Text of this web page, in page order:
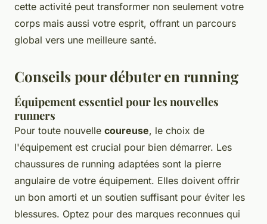
cette activité peut transformer non seulement votre
corps mais aussi votre esprit, offrant un parcours
global vers une meilleure santé.
Conseils pour débuter en running
Équipement essentiel pour les nouvelles
runners
Pour toute nouvelle coureuse, le choix de
l'équipement est crucial pour bien démarrer. Les
chaussures de running adaptées sont la pierre
angulaire de votre équipement. Elles doivent offrir
un bon amorti et un soutien suffisant pour éviter les
blessures. Optez pour des marques reconnues qui